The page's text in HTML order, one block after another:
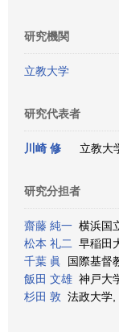
研究機関
立教大学
研究代表者
川崎 修 立教大
研究分担者
齋藤 純一 横浜国
松本 礼二
早稲田
千葉 眞 国際基督
飯田 文雄 神戸大
杉田 敦 法政大学